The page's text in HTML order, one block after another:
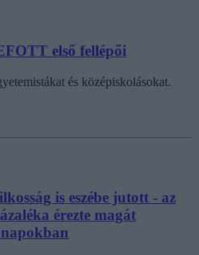
első fellépői
és középiskolásokat.
is eszébe jutott - az
érezte magát